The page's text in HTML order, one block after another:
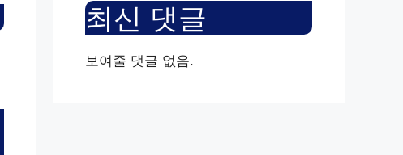
최신 댓글
보여줄 댓글 없음.